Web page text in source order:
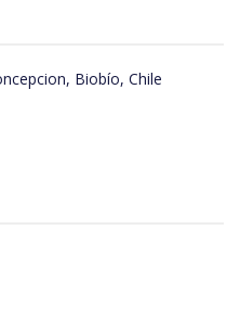
Biobío, Chile